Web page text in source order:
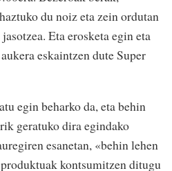
du noiz eta zein ordutan
Eta erosketa egin eta
eskaintzen dute Super
egin beharko da, eta behin
geratuko dira egindako
esanetan, «behin lehen
kontsumitzen ditugu